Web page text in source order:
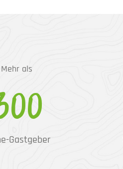
Mehr als
Gastgeber